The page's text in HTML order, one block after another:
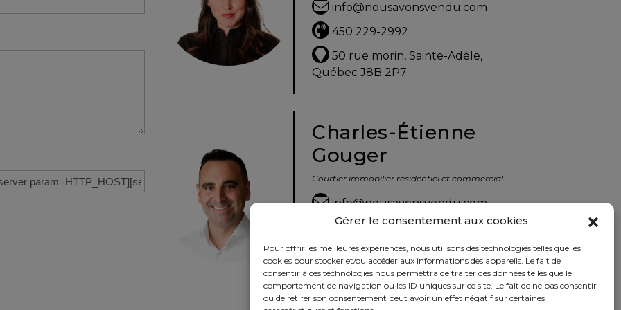
Gérer le consentement aux cookies
Pour offrir les meilleures expériences, nous utilisons des technologies telles que les
cookies pour stocker et/ou accéder aux informations des appareils. Le fait de
consentir à ces technologies nous permettra de traiter des données telles que le
comportement de navigation ou les ID uniques sur ce site. Le fait de ne pas consentir
ou de retirer son consentement peut avoir un effet négatif sur certaines
info@nousavonsvendu.com
450 229-2992
50 rue morin, Sainte-Adèle,
Québec J8B 2P7
Charles-Étienne
Gouger
Courtier immobilier résidentiel et commercial
info@nousavonsvendu.com
450 229-2992
50 rue morin, Sainte-Adèle,
Québec J8B 2P7